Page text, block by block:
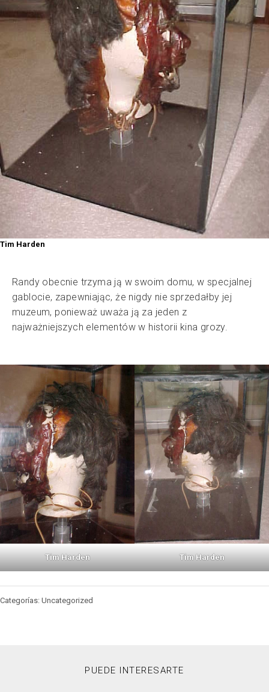
Tim Harden
Randy obecnie trzyma ją w swoim domu, w specjalnej
gablocie, zapewniając, że nigdy nie sprzedałby jej
muzeum, ponieważ uważa ją za jeden z
najważniejszych elementów w historii kina grozy.
Tim Harden Tim Harden
Categorías: Uncategorized
PUEDE INTERESARTE